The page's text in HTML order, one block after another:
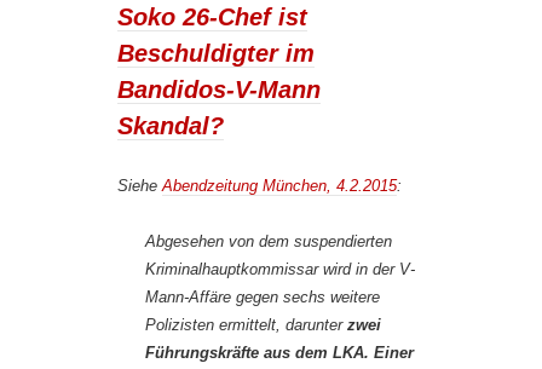
Soko 26-Chef ist
Beschuldigter im
Bandidos-V-Mann
Skandal?
Siehe Abendzeitung München, 4.2.2015:
Abgesehen von dem suspendierten
Kriminalhauptkommissar wird in der V-
Mann-Affäre gegen sechs weitere
Polizisten ermittelt, darunter zwei
Führungskräfte aus dem LKA. Einer